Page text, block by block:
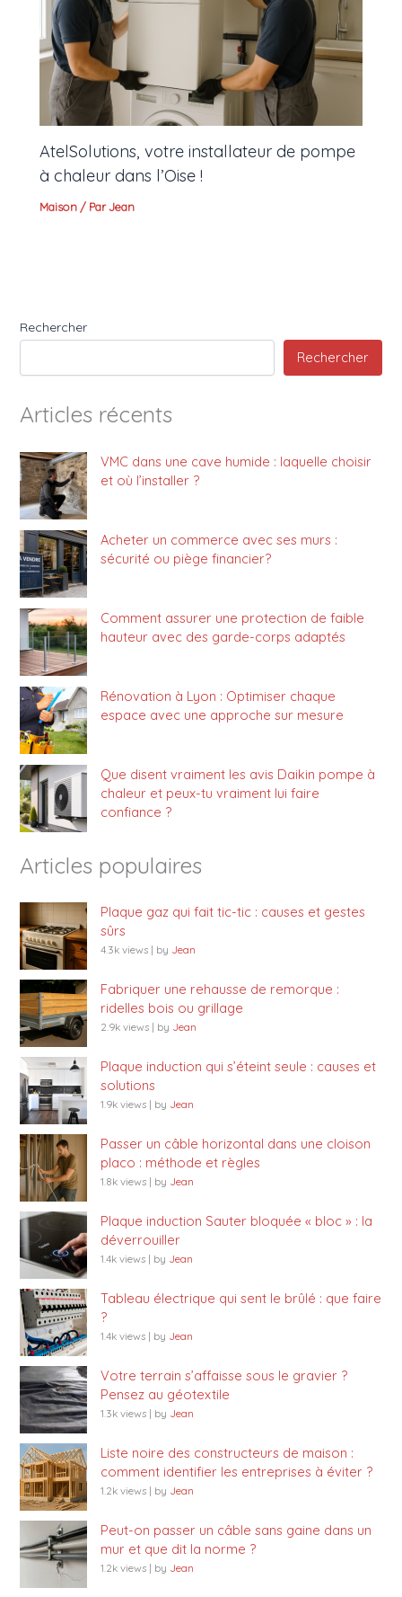
AtelSolutions, votre installateur de pompe
à chaleur dans l’Oise !
Maison / ParJean
Rechercher
Rechercher
Articles récents
VMC dans une cave humide : laquelle choisir
et où l’installer ?
Acheter un commerce avec ses murs :
sécurité ou piège financier?
Comment assurer une protection de faible
hauteur avec des garde-corps adaptés
Rénovation à Lyon : Optimiser chaque
espace avec une approche sur mesure
Que disent vraiment les avis Daikin pompe à
chaleur et peux-tu vraiment lui faire
confiance ?
Articles populaires
Plaque gaz qui fait tic-tic : causes et gestes
sûrs
4.3k views | by Jean
Fabriquer une rehausse de remorque :
ridelles bois ou grillage
2.9k views | by Jean
Plaque induction qui s’éteint seule : causes et
solutions
1.9k views | by Jean
Passer un câble horizontal dans une cloison
placo : méthode et règles
1.8k views | by Jean
Plaque induction Sauter bloquée « bloc » : la
déverrouiller
1.4k views | by Jean
Tableau électrique qui sent le brûlé : que faire
?
1.4k views | by Jean
Votre terrain s’affaisse sous le gravier ?
Pensez au géotextile
1.3k views | by Jean
Liste noire des constructeurs de maison :
comment identifier les entreprises à éviter ?
1.2k views | by Jean
Peut-on passer un câble sans gaine dans un
mur et que dit la norme ?
1.2k views | by Jean